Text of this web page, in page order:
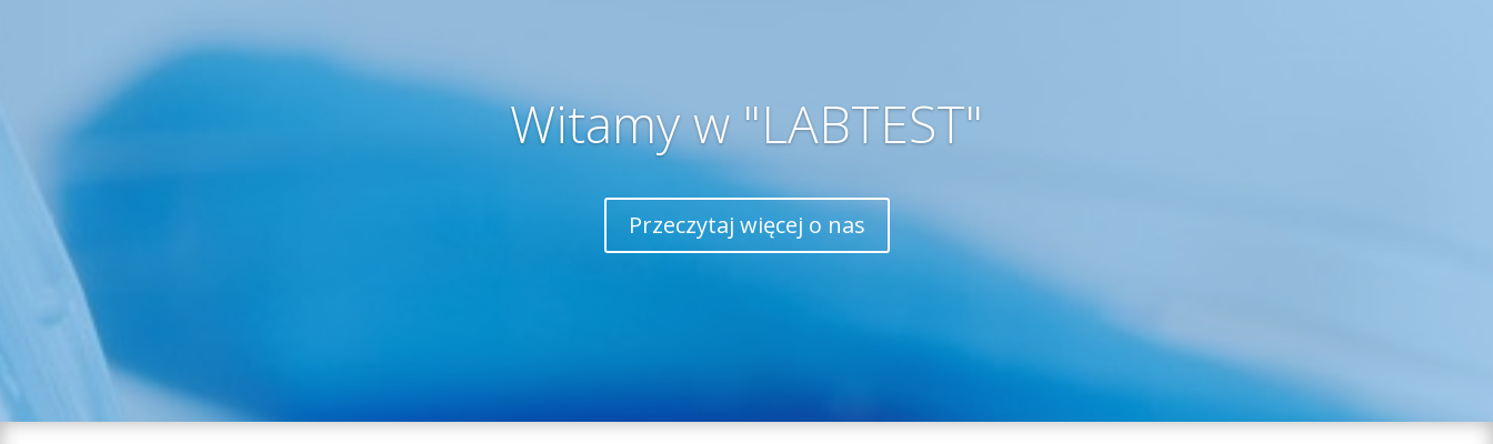
Witamy w "LABTEST"
Przeczytaj więcej o nas